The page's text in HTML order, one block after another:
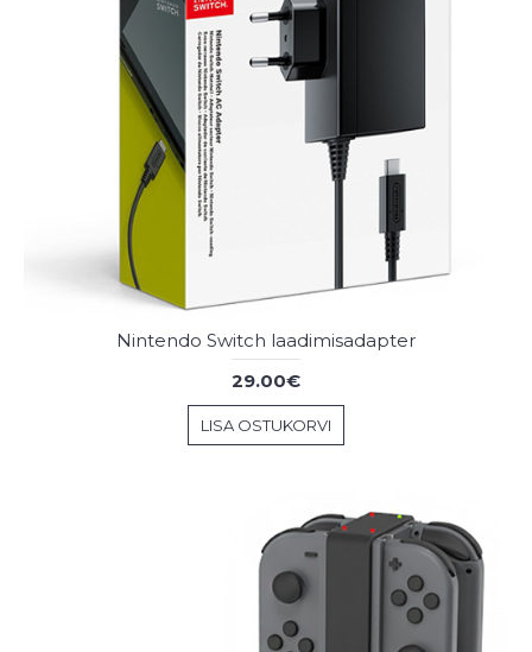
Nintendo Switch laadimisadapter
29.00€
LISA OSTUKORVI